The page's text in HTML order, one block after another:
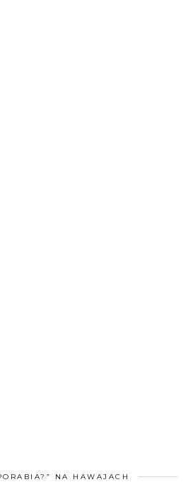
NA HAWAJACH